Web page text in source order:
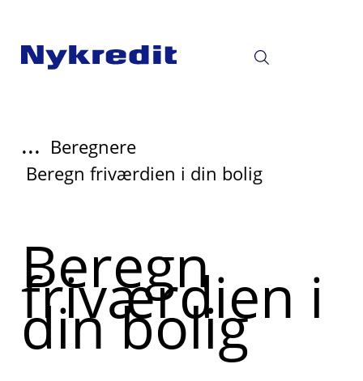
... Beregnere
Beregn friværdien i din bolig
Beregn
friværdien i
din bolig